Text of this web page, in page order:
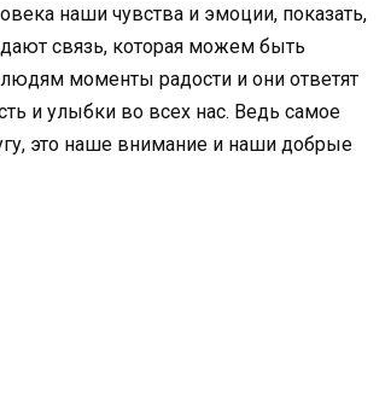
наши чувства и эмоции, показать,
связь, которая можем быть
моменты радости и они ответят
и улыбки во всех нас. Ведь самое
это наше внимание и наши добрые